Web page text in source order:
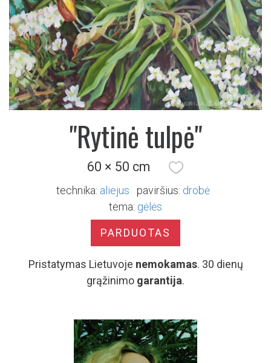
"Rytinė tulpė"
60 × 50 cm
technika: aliejus paviršius: drobė
tema: gėlės
PARDUOTAS
Pristatymas Lietuvoje nemokamas. 30 dienų
grąžinimo garantija.